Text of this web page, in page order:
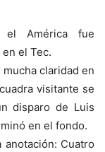
el América fue
el Tec.
claridad en
visitante se
disparo de Luis
en el fondo.
Cuatro